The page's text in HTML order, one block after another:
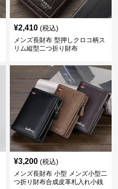
¥2,410 (税込)
メンズ長財布 型押しクロコ柄ス
リム縦型二つ折り財布
¥3,200 (税込)
メンズ長財布 小型 メンズ小型二
つ折り財布合成皮革札入れ小銭